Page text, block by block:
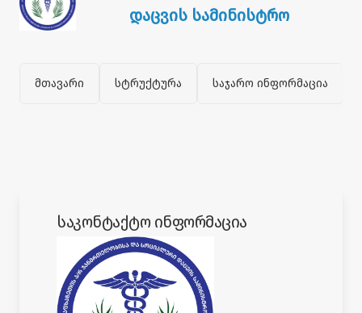
დაცვის სამინისტრო
მთავარი სტრუქტურა საჯარო ინფორმაცია
საკონტაქტო ინფორმაცია